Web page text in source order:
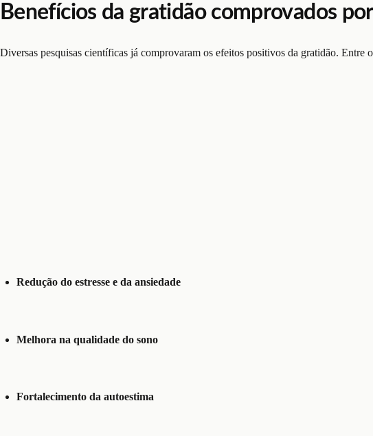
Benefícios da gratidão comprovados
Diversas pesquisas científicas já comprovaram os efeitos positivos da gratidão. Entre
Redução do estresse e da ansiedade
Melhora na qualidade do sono
Fortalecimento da autoestima